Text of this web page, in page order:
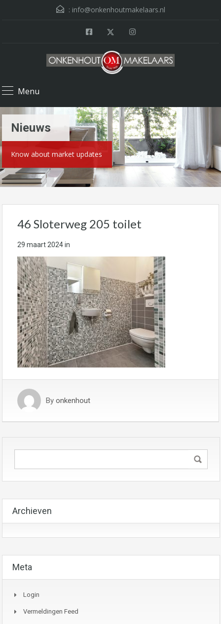
: info@onkenhoutmakelaars.nl
Menu
Nieuws
Know about market updates
46 Sloterweg 205 toilet
29 maart 2024in
By onkenhout
Archieven
Meta
Login
Vermeldingen Feed